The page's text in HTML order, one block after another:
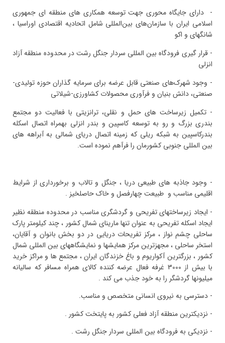
- دارای جایگاه محوری جهت توسعه همکاری های منطقه ای جمهوری
اسلامی ایران با سازمان‌های بین‌المللی شامل اتحادیه اقتصادی اوراسیا ،
شانگهای و اکو
- قرار گیری فرودگاه بین المللی سردار جنگل رشت در محدوده منطقه آزاد
انزلی
- وجود شهرک‌های صنعتی قابل عرضه برای سرمایه گذاران حوزه تولیدی-
صنعتی، دانش بنیان و فرآوری محصولات کشاورزی-شیلاتی
- تکمیل زیرساخت های حمل و نقلی، ترانزیتی با فعالیت دو مجتمع
بندری بزرگ و رو به توسعه کاسپین و بندر انزلی بهمراه اتصال اسکله
بندرکاسپین به شبکه ریلی که زمینه اتصال دریای شمالی به آبراهه های
بین المللی جنوبی کشورمان را فرآهم نموده است.
- وجود جاذبه های طبیعی دریا ، جنگل و تالاب و برخورداری از شرایط
اقلیمی مناسب و طبیعت چهارفصل و خاک حاصلخیز .
- ایجاد زیرساختهای تفریحی و گردشگری مناسب در محدوده منطقه نظیر
ایجاد اسکله تفریحی به عنوان تنها مارینای شمال کشور ، چند کیلومتر پارک
ساحلی چشم نواز ، مرکز تفریحات دریایی در دو بخش بانوان و آقایان،
استخر ساحلی ، مجهزترین مرکز همایشها و نمایشگاههای بین المللی شمال
کشور ، بزرگترین آکواریوم و باغ خزندگان ایران ، مجتمع ها و مراکز خرید
با بیش از 3000 غرفه فعال عرضه کننده کالای همراه مسافر که سالیانه
میلیونها گردشگر را به خود جذب می کند .
- دسترسی به نیروی انسانی متخصص و مناسب.
- نزدیکترین منطقه آزاد فعلی کشور به پایتخت کشور .
- نزدیکی به فرودگاه بین المللی سردار جنگل رشت .